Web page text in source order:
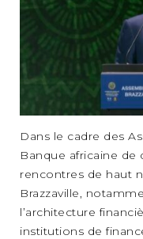
Dans le cadre des
Banque africaine
rencontres de haut
Brazzaville,
l’architecture
institutions de